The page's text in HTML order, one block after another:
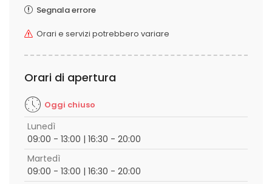
Segnala errore
Orari e servizi potrebbero variare
Orari di apertura
Oggi chiuso
Lunedì
09:00 - 13:00 | 16:30 - 20:00
Martedì
09:00 - 13:00 | 16:30 - 20:00